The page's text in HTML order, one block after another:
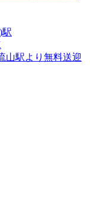
駅
山駅より無料送迎